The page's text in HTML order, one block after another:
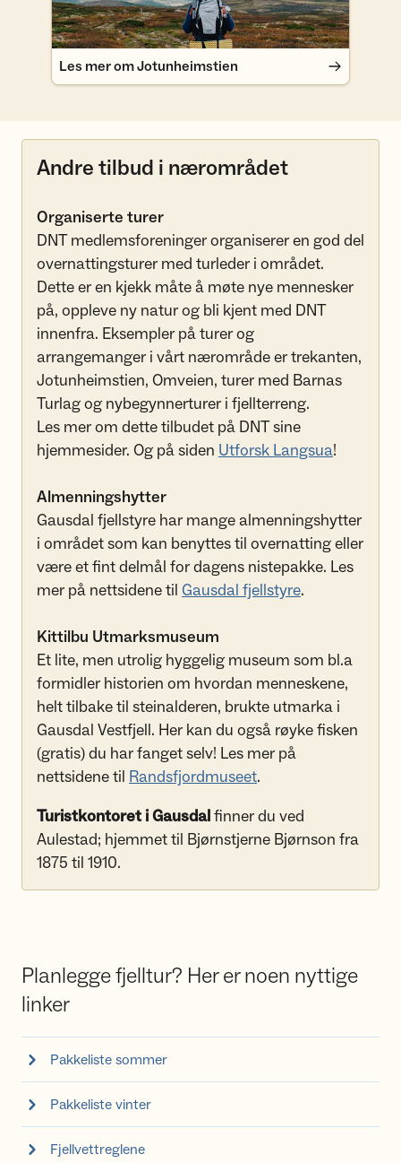
Les mer om Jotunheimstien
Andre tilbud i nærområdet
Organiserte turer
DNT medlemsforeninger organiserer en god del
overnattingsturer med turleder i området.
Dette er en kjekk måte å møte nye mennesker
på, oppleve ny natur og bli kjent med DNT
innenfra. Eksempler på turer og
arrangemanger i vårt nærområde er trekanten,
Jotunheimstien, Omveien, turer med Barnas
Turlag og nybegynnerturer i fjellterreng.
Les mer om dette tilbudet på DNT sine
hjemmesider. Og på siden Utforsk Langsua!
Almenningshytter
Gausdal fjellstyre har mange almenningshytter
i området som kan benyttes til overnatting eller
være et fint delmål for dagens nistepakke. Les
mer på nettsidene til Gausdal fjellstyre.
Kittilbu Utmarksmuseum
Et lite, men utrolig hyggelig museum som bl.a
formidler historien om hvordan menneskene,
helt tilbake til steinalderen, brukte utmarka i
Gausdal Vestfjell. Her kan du også røyke fisken
(gratis) du har fanget selv! Les mer på
nettsidene til Randsfjordmuseet.
Turistkontoret i Gausdalfinner du ved
Aulestad; hjemmet til Bjørnstjerne Bjørnson fra
1875 til 1910.
Planlegge fjelltur? Her er noen nyttige
linker
Pakkeliste sommer
Pakkeliste vinter
Fjellvettreglene